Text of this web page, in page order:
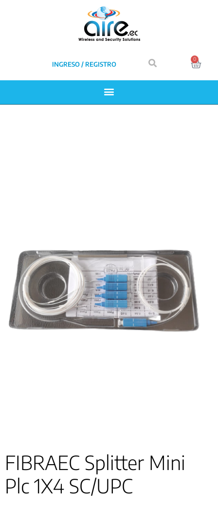
INGRESO / REGISTRO
0
FIBRAEC Splitter Mini
Plc 1X4 SC/UPC